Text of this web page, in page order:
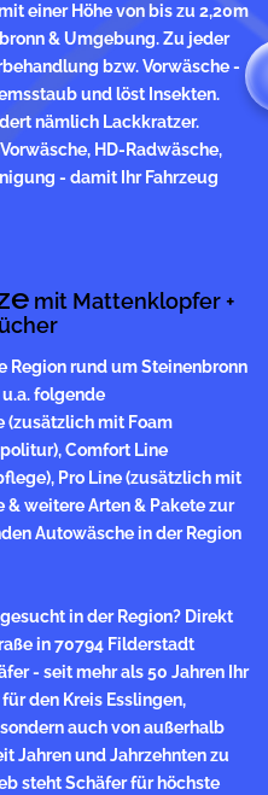
einer Höhe von bis zu 2,20m
& Umgebung. Zu jeder
bzw. Vorwäsche -
und löst Insekten.
nämlich Lackkratzer.
HD-Radwäsche,
- damit Ihr Fahrzeug
mit Mattenklopfer +
Region rund um Steinenbronn
folgende
(zusätzlich mit Foam
Comfort Line
Pro Line (zusätzlich mit
weitere Arten & Pakete zur
Autowäsche in der Region
in der Region? Direkt
in 70794 Filderstadt
- seit mehr als 50 Jahren Ihr
den Kreis Esslingen,
auch von außerhalb
Jahren und Jahrzehnten zu
steht Schäfer für höchste